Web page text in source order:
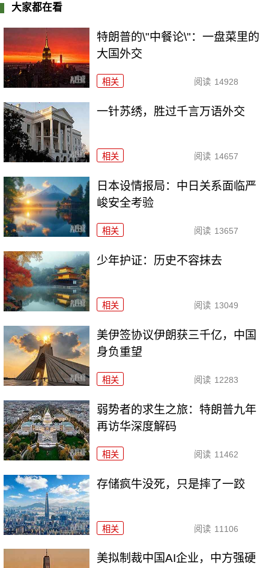
大家都在看
特朗普的\"中餐论\"：一盘菜里的
大国外交
相关 阅读 14928
一针苏绣，胜过千言万语外交
相关 阅读 14657
日本设情报局：中日关系面临严
峻安全考验
相关 阅读 13657
少年护证：历史不容抹去
相关 阅读 13049
美伊签协议伊朗获三千亿，中国
身负重望
相关 阅读 12283
弱势者的求生之旅：特朗普九年
再访华深度解码
相关 阅读 11462
存储疯牛没死，只是摔了一跤
相关 阅读 11106
美拟制裁中国AI企业，中方强硬